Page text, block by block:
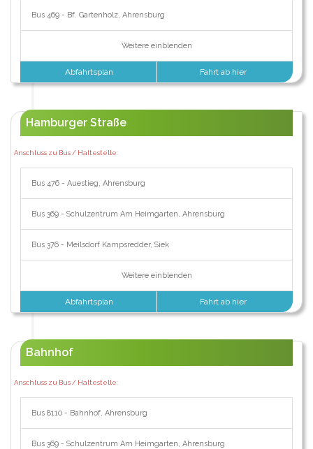
Bus 469 - Bf. Gartenholz, Ahrensburg
Weitere einblenden
Abfahrtsplan Fahrt ab hier
Hamburger Straße
Anschluss zu Bus / Haltestelle:
Bus 476 - Auestieg, Ahrensburg
Bus 369 - Schulzentrum Am Heimgarten, Ahrensburg
Bus 376 - Meilsdorf Kampsredder, Siek
Weitere einblenden
Abfahrtsplan Fahrt ab hier
Bahnhof
Anschluss zu Bus / Haltestelle:
Bus 8110 - Bahnhof, Ahrensburg
Bus 369 - Schulzentrum Am Heimgarten, Ahrensburg